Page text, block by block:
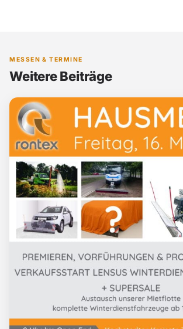
MESSEN & TERMINE
Weitere Beiträge